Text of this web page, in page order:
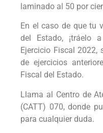
laminado al 50 por
En el caso de que tu
del Estado, ¡tráelo
Ejercicio Fiscal
de ejercicios
Fiscal del Estado.
Llama al Centro de
(CATT) 070, donde
para cualquier duda.